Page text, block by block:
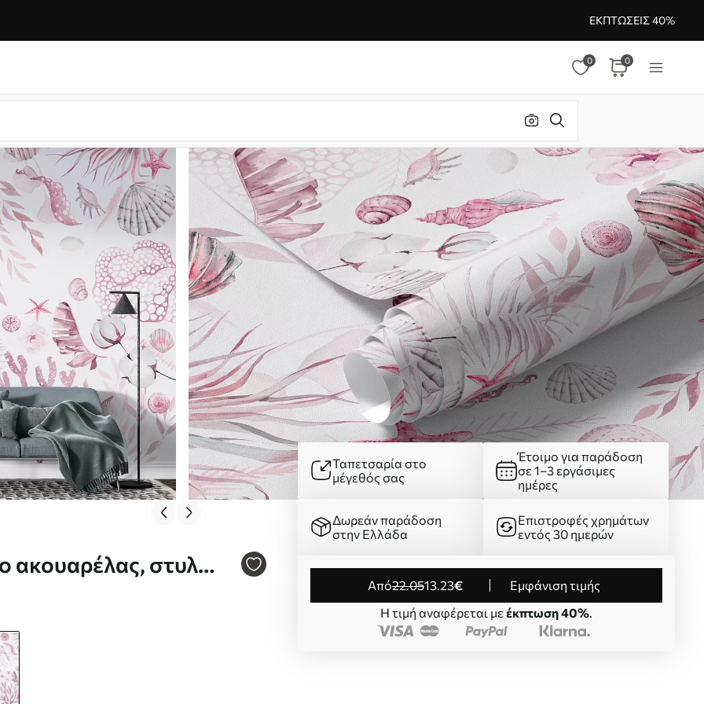
ΕΚΠΤΏΣΕΙΣ 40%
0 0
ακουαρέλας, στυλ
Ταπετσαρία στο
μέγεθός σας
Έτοιμο για παράδοση
σε 1–3 εργάσιμες
ημέρες
Δωρεάν παράδοση
στην Ελλάδα
Επιστροφές χρημάτων
εντός 30 ημερών
από22.0513.23€
Εμφάνιση τιμής
Η τιμή αναφέρεται με έκπτωση 40%.